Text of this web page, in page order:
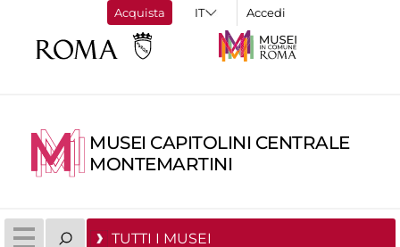
Acquista Accedi
MUSEI CAPITOLINI CENTRALE
MONTEMARTINI
TUTTI I MUSEI